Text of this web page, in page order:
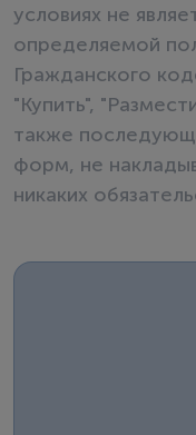
условиях не
определяемой
Гражданского
"Купить",
также
форм, не
никаких